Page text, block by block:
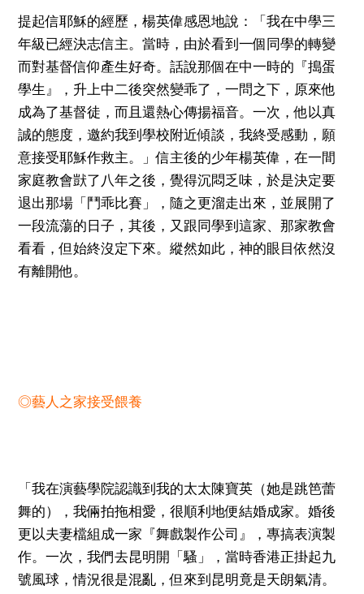
提起信耶穌的經歷，楊英偉感恩地說：「我在中學三
年級已經決志信主。當時，由於看到一個同學的轉變
而對基督信仰產生好奇。話說那個在中一時的『搗蛋
學生』，升上中二後突然變乖了，一問之下，原來他
成為了基督徒，而且還熱心傳揚福音。一次，他以真
誠的態度，邀約我到學校附近傾談，我終受感動，願
意接受耶穌作救主。」信主後的少年楊英偉，在一間
家庭教會獃了八年之後，覺得沉悶乏味，於是決定要
退出那場「鬥乖比賽」，隨之更溜走出來，並展開了
一段流蕩的日子，其後，又跟同學到這家、那家教會
看看，但始終沒定下來。縱然如此，神的眼目依然沒
有離開他。
◎藝人之家接受餵養
「我在演藝學院認識到我的太太陳寶英（她是跳笆蕾
舞的），我倆拍拖相愛，很順利地便結婚成家。婚後
更以夫妻檔組成一家『舞戲製作公司』，專搞表演製
作。一次，我們去昆明開「騷」，當時香港正掛起九
號風球，情況很是混亂，但來到昆明竟是天朗氣清。